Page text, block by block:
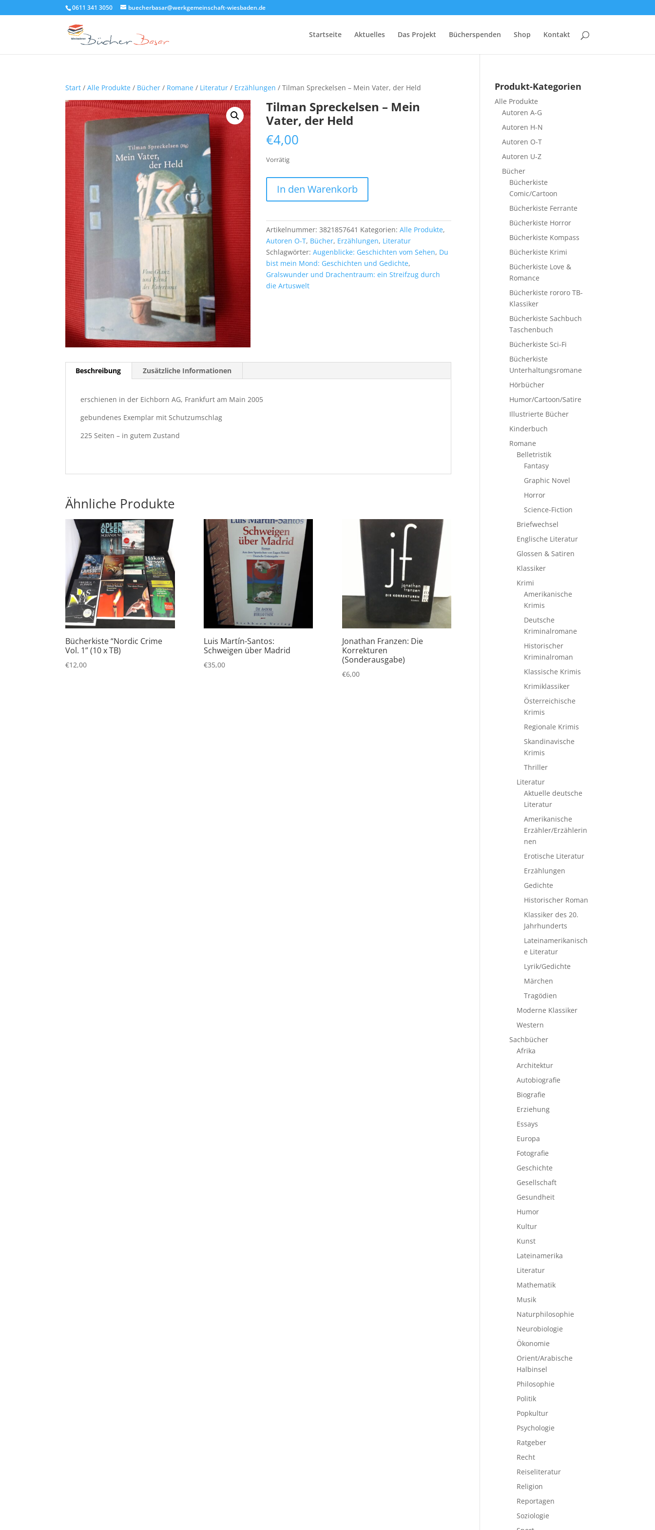
0611 341 3050 buecherbasar@werkgemeinschaft-wiesbaden.de
Startseite Aktuelles Das Projekt Bücherspenden Shop Kontakt
Start /Alle Produkte / Bücher / Romane / Literatur / Erzählungen / Tilman Spreckelsen – Mein Vater, der Held
Tilman Spreckelsen – Mein
Vater, der Held
€4,00
Vorrätig
Spreckelsen
-
Vater,
der
Held
Menge
In den Warenkorb
Artikelnummer:3821857641 Kategorien:Alle Produkte,
Autoren O-T, Bücher, Erzählungen, Literatur
Schlagwörter:Augenblicke: Geschichten vom Sehen, Du
bist mein Mond: Geschichten und Gedichte,
Gralswunder und Drachentraum: ein Streifzug durch
die Artuswelt
Beschreibung Zusätzliche Informationen
erschienen in der Eichborn AG, Frankfurt am Main 2005
gebundenes Exemplar mit Schutzumschlag
225 Seiten – in gutem Zustand
Ähnliche Produkte
Bücherkiste “Nordic Crime
Vol. 1” (10 x TB)
€12,00
Luis Martín-Santos:
Schweigen über Madrid
€35,00
Jonathan Franzen: Die
Korrekturen
(Sonderausgabe)
€6,00
Produkt-Kategorien
Alle Produkte
Autoren A-G
Autoren H-N
Autoren O-T
Autoren U-Z
Bücher
Bücherkiste
Comic/Cartoon
Bücherkiste Ferrante
Bücherkiste Horror
Bücherkiste Kompass
Bücherkiste Krimi
Bücherkiste Love &
Romance
Bücherkiste rororo TB-
Klassiker
Bücherkiste Sachbuch
Taschenbuch
Bücherkiste Sci-Fi
Bücherkiste
Unterhaltungsromane
Hörbücher
Humor/Cartoon/Satire
Illustrierte Bücher
Kinderbuch
Romane
Belletristik
Fantasy
Graphic Novel
Horror
Science-Fiction
Briefwechsel
Englische Literatur
Glossen & Satiren
Klassiker
Krimi
Amerikanische
Krimis
Deutsche
Kriminalromane
Historischer
Kriminalroman
Klassische Krimis
Krimiklassiker
Österreichische
Krimis
Regionale Krimis
Skandinavische
Krimis
Thriller
Literatur
Aktuelle deutsche
Literatur
Amerikanische
Erzähler/Erzählerin
nen
Erotische Literatur
Erzählungen
Gedichte
Historischer Roman
Klassiker des 20.
Jahrhunderts
Lateinamerikanisch
e Literatur
Lyrik/Gedichte
Märchen
Tragödien
Moderne Klassiker
Western
Sachbücher
Afrika
Architektur
Autobiografie
Biografie
Erziehung
Essays
Europa
Fotografie
Geschichte
Gesellschaft
Gesundheit
Humor
Kultur
Kunst
Lateinamerika
Literatur
Mathematik
Musik
Naturphilosophie
Neurobiologie
Ökonomie
Orient/Arabische
Halbinsel
Philosophie
Politik
Popkultur
Psychologie
Ratgeber
Recht
Reiseliteratur
Religion
Reportagen
Soziologie